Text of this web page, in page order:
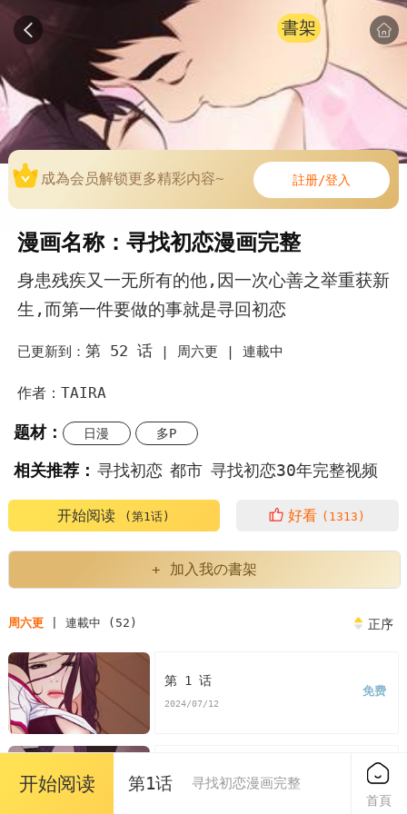
書架
成為会员解锁更多精彩内容~ 註册/登入
漫画名称：寻找初恋漫画完整
身患残疾又一无所有的他,因一次心善之举重获新
生,而第一件要做的事就是寻回初恋
已更新到： 第 52 话| 周六更 | 連載中
作者：TAIRA
题材： 日漫 多P
相关推荐： 寻找初恋 都市 寻找初恋30年完整视频
好久不见栏目寻找初恋 一封信时隔43年寻找初恋
你有一封信43岁女兵寻找初恋
韩漫寻找初恋30年完整视频
寻找初恋漫画 寻找初恋漫画免费
看寻找初恋漫画末删减版
版寻找初恋漫画最新话 寻找初恋漫画汗汗漫画
开始阅读 (第1话) 好看 (1313)
+ 加入我の書架
周六更| 連載中 (52) 正序
第 1 话
2024/07/12
免费
第 2 话
免费
开始阅读 第1话 寻找初恋漫画完整
首頁